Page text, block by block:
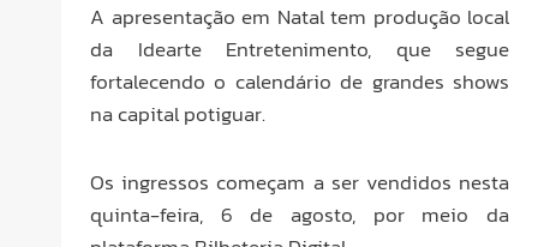
A apresentação em Natal tem produção local
da Idearte Entretenimento, que segue
fortalecendo o calendário de grandes shows
na capital potiguar.
Os ingressos começam a ser vendidos nesta
quinta-feira, 6 de agosto, por meio da